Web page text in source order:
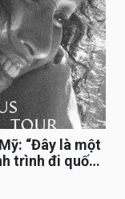
“Đây là một
trình đi quốc